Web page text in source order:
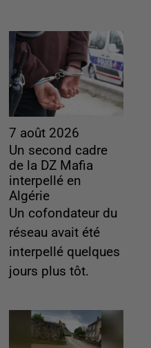
7 août 2026
Un second cadre
de la DZ Mafia
interpellé en
Algérie
Un cofondateur du
réseau avait été
interpellé quelques
jours plus tôt.